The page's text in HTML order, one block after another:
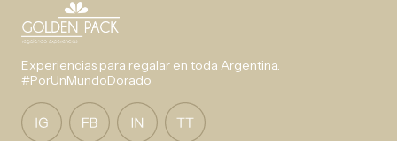
Experiencias para regalar en toda Argentina.
#PorUnMundoDorado